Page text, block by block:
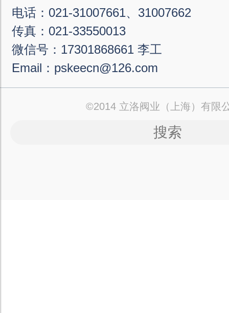
电话：021-31007661、31007662
传真：021-33550013
微信号：17301868661 李工
Email：pskeecn@126.com
©2014 立洛阀业（上海）有限